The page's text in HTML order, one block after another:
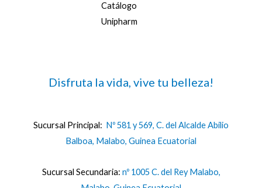
Catálogo
Unipharm
Disfruta la vida, vive tu belleza!
Sucursal Principal: Nº 581 y 569, C. del Alcalde Abilio
Balboa, Malabo, Guinea Ecuatorial
Sucursal Secundaria: nº 1005 C. del Rey Malabo,